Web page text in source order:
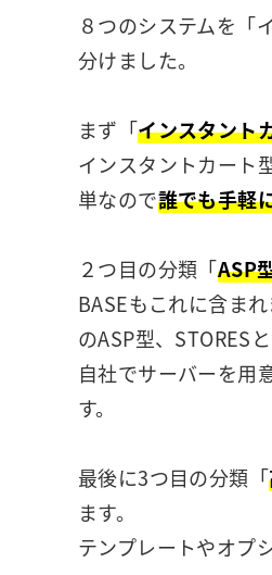
８つのシステムを「
分けました。
まず「インスタント
インスタントカート
単なので誰でも手軽
２つ目の分類「ASP
BASEもこれに含ま
のASP型、STORES
自社でサーバーを用
す。
最後に3つ目の分類「
ます。
テンプレートやオプ